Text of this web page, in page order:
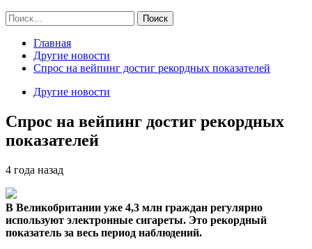
Найти:
Главная
Другие новости
Спрос на вейпинг достиг рекордных показателей
Другие новости
Спрос на вейпинг достиг рекордных
показателей
4 года назад
В Великобритании уже 4,3 млн граждан регулярно
используют электронные сигареты. Это рекордный
показатель за весь период наблюдений.